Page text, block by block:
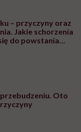
– przyczyny oraz
Jakie schorzenia
do powstania
Oto